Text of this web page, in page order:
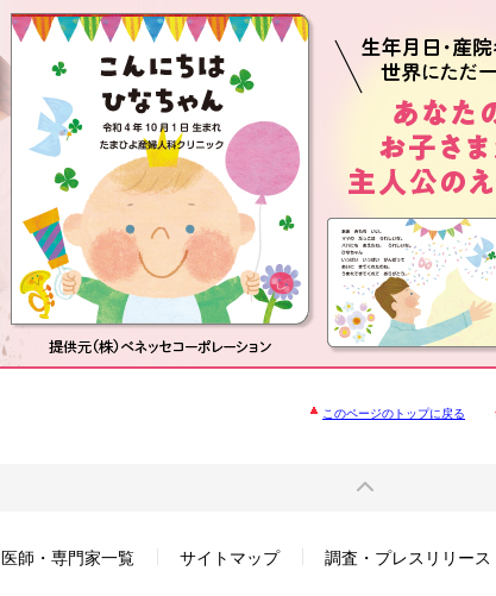
このページのトップに戻る
医師・専門家一覧 サイトマップ 調査・プレスリリー